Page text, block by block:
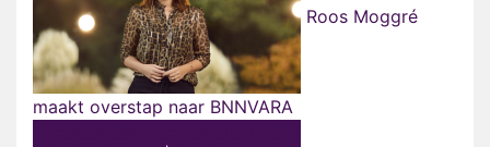
Roos Moggré
maakt overstap naar BNNVARA